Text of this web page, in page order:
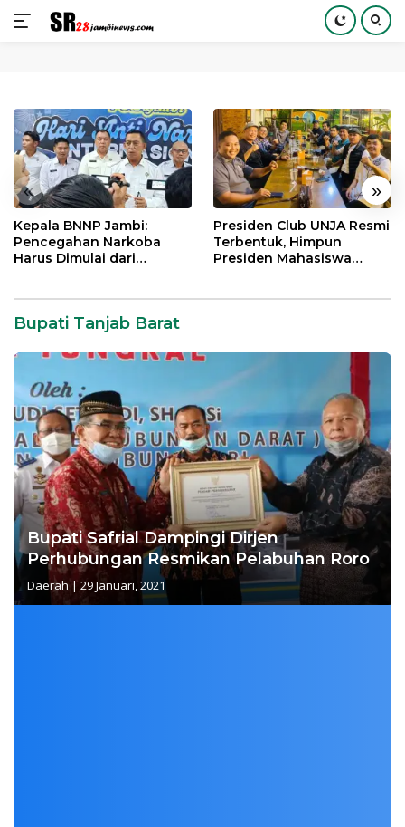
konten
« »
Kepala BNNP Jambi:
Pencegahan Narkoba
Harus Dimulai dari
Presiden Club UNJA Resmi
Terbentuk, Himpun
Presiden Mahasiswa
Bupati Tanjab Barat
Bupati Safrial Dampingi Dirjen
Perhubungan Resmikan Pelabuhan Roro
Daerah|29 Januari, 2021